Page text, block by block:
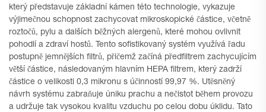
který představuje základní kámen této technologie, vykazuje
výjimečnou schopnost zachycovat mikroskopické částice, včetně
roztočů, pylu a dalších běžných alergenů, které mohou ovlivnit
pohodlí a zdraví hostů. Tento sofistikovaný systém využívá řadu
postupně jemnějších filtrů, přičemž začíná předfiltrem zachycujícím
větší částice, následovaným hlavním HEPA filtrem, který zadrží
částice o velikosti 0,3 mikronu s účinností 99,97 %. Utěsněný
návrh systému zabraňuje úniku prachu a nečistot během provozu
a udržuje tak vysokou kvalitu vzduchu po celou dobu úklidu. Tato